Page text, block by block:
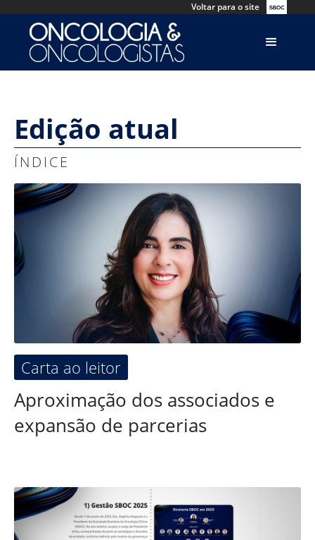
Voltar para o site
Edição atual
ÍNDICE
Carta ao leitor
Aproximação dos associados e
expansão de parcerias